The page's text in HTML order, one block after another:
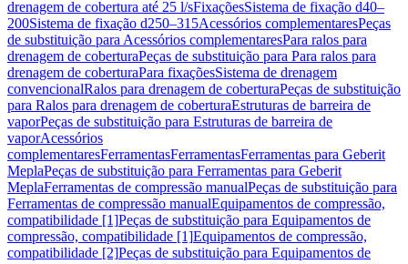
drenagem de cobertura até 25 l/sFixaçõesSistema de fixação d40–
200Sistema de fixação d250–315Acessórios complementaresPeças
de substituição para Acessórios complementaresPara ralos para
drenagem de coberturaPeças de substituição para Para ralos para
drenagem de coberturaPara fixaçõesSistema de drenagem
convencionalRalos para drenagem de coberturaPeças de substituição
para Ralos para drenagem de coberturaEstruturas de barreira de
vaporPeças de substituição para Estruturas de barreira de
vaporAcessórios
complementaresFerramentasFerramentasFerramentas para Geberit
MeplaPeças de substituição para Ferramentas para Geberit
MeplaFerramentas de compressão manualPeças de substituição para
Ferramentas de compressão manualEquipamentos de compressão,
compatibilidade [1]Peças de substituição para Equipamentos de
compressão, compatibilidade [1]Equipamentos de compressão,
compatibilidade [2]Peças de substituição para Equipamentos de